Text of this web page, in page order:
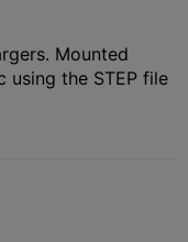
Mounted
using the STEP file